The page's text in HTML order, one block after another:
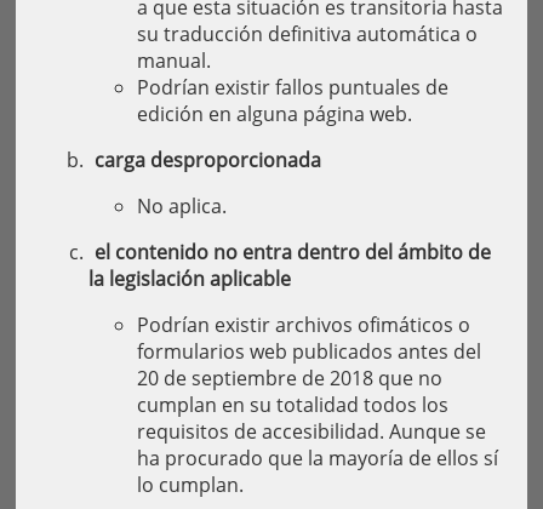
a que esta situación es transitoria hasta
su traducción definitiva automática o
manual.
Podrían existir fallos puntuales de
edición en alguna página web.
carga desproporcionada
No aplica.
el contenido no entra dentro del ámbito de
la legislación aplicable
Podrían existir archivos ofimáticos o
formularios web publicados antes del
20 de septiembre de 2018 que no
cumplan en su totalidad todos los
requisitos de accesibilidad. Aunque se
ha procurado que la mayoría de ellos sí
lo cumplan.